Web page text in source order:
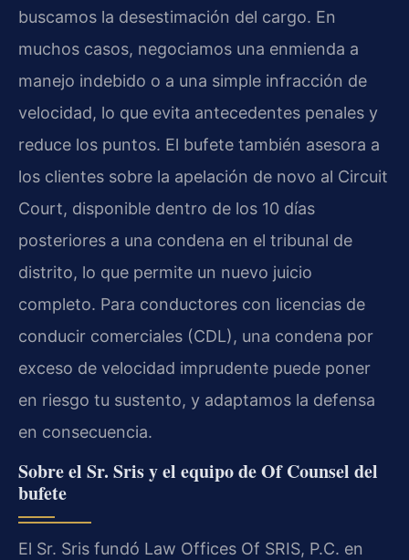
buscamos la desestimación del cargo. En
muchos casos, negociamos una enmienda a
manejo indebido o a una simple infracción de
velocidad, lo que evita antecedentes penales y
reduce los puntos. El bufete también asesora a
los clientes sobre la apelación de novo al Circuit
Court, disponible dentro de los 10 días
posteriores a una condena en el tribunal de
distrito, lo que permite un nuevo juicio
completo. Para conductores con licencias de
conducir comerciales (CDL), una condena por
exceso de velocidad imprudente puede poner
en riesgo tu sustento, y adaptamos la defensa
en consecuencia.
Sobre el Sr. Sris y el equipo deOf Counsel del
bufete
El Sr. Sris fundó Law Offices Of SRIS, P.C. en